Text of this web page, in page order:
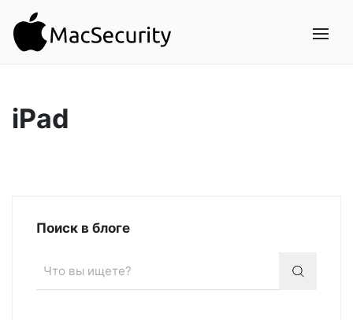
iPad
Поиск в блоге